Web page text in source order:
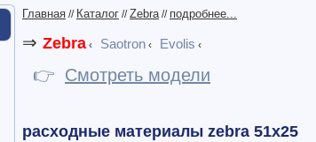
Главная // Каталог //Zebra// подробнее...
⇒ Zebra ‹ Saotron ‹ Evolis ‹
👉 Смотреть модели
расходные материалы zebra 51x25